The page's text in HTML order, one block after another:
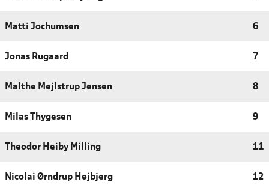
Matti Jochumsen 6
Jonas Rugaard 7
Malthe Mejlstrup Jensen 8
Milas Thygesen 9
Theodor Heiby Milling 11
Nicolai Ørndrup Højbjerg 12